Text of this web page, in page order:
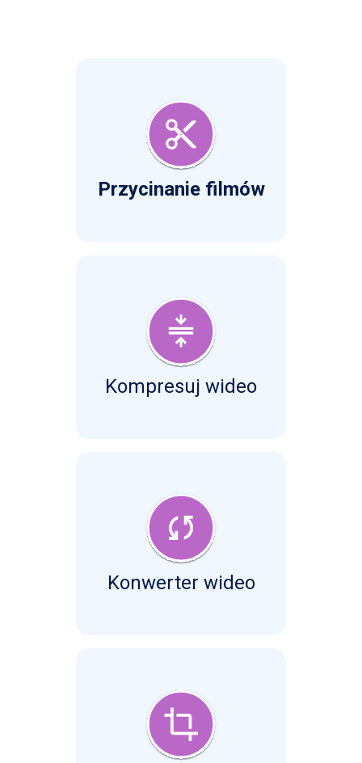
Przycinanie filmów
Kompresuj wideo
Konwerter wideo